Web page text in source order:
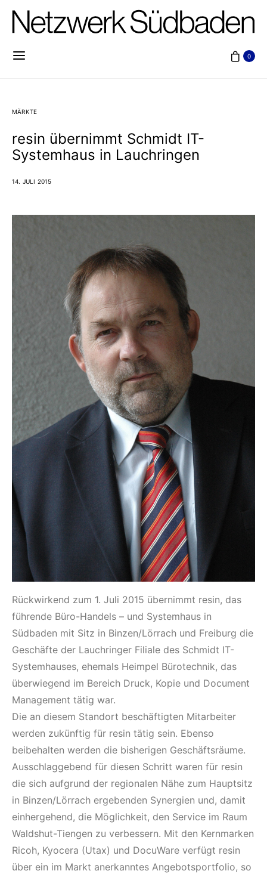
0
MÄRKTE
resin übernimmt Schmidt IT-
Systemhaus in Lauchringen
14. JULI 2015
Rückwirkend zum 1. Juli 2015 übernimmt resin, das
führende Büro-Handels – und Systemhaus in
Südbaden mit Sitz in Binzen/Lörrach und Freiburg die
Geschäfte der Lauchringer Filiale des Schmidt IT-
Systemhauses, ehemals Heimpel Bürotechnik, das
überwiegend im Bereich Druck, Kopie und Document
Management tätig war.
Die an diesem Standort beschäftigten Mitarbeiter
werden zukünftig für resin tätig sein. Ebenso
beibehalten werden die bisherigen Geschäftsräume.
Ausschlaggebend für diesen Schritt waren für resin
die sich aufgrund der regionalen Nähe zum Hauptsitz
in Binzen/Lörrach ergebenden Synergien und, damit
einhergehend, die Möglichkeit, den Service im Raum
Waldshut-Tiengen zu verbessern. Mit den Kernmarken
Ricoh, Kyocera (Utax) und DocuWare verfügt resin
über ein im Markt anerkanntes Angebotsportfolio, so